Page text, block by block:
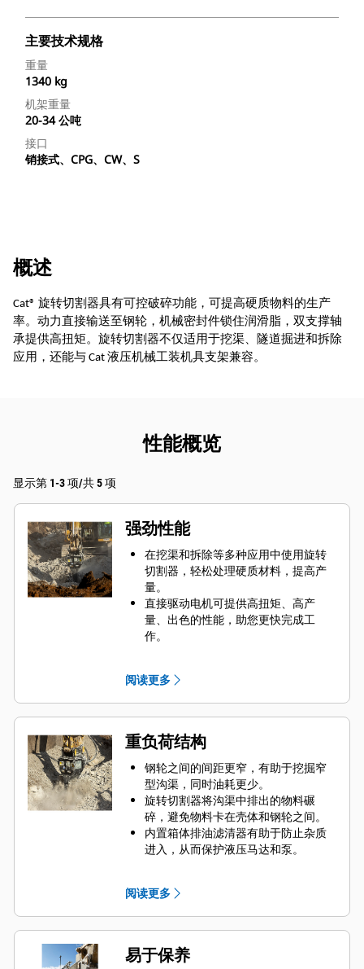
主要技术规格
重量
1340 kg
机架重量
20-34 公吨
接口
销接式、CPG、CW、S
概述
Cat® 旋转切割器具有可控破碎功能，可提高硬质物料的生产
率。动力直接输送至钢轮，机械密封件锁住润滑脂，双支撑轴
承提供高扭矩。旋转切割器不仅适用于挖渠、隧道掘进和拆除
应用，还能与 Cat 液压机械工装机具支架兼容。
性能概览
显示第 1-3 项/共 5 项
强劲性能
在挖渠和拆除等多种应用中使用旋转
切割器，轻松处理硬质材料，提高产
量。
直接驱动电机可提供高扭矩、高产
量、出色的性能，助您更快完成工
作。
旋转切割器具有高精度可控破碎功
能，是狭窄区域或城市区域作业的理
想之选。
在社区或医院等敏感区域作业现场使
用旋转切割器，有助于减少噪声污
染，让您在噪声受管控的作业现场安
心工作。
阅读更多
重负荷结构
钢轮之间的间距更窄，有助于挖掘窄
型沟渠，同时油耗更少。
旋转切割器将沟渠中排出的物料碾
碎，避免物料卡在壳体和钢轮之间。
内置箱体排油滤清器有助于防止杂质
进入，从而保护液压马达和泵。
旋转切割器的运行时间。
阅读更多
易于保养